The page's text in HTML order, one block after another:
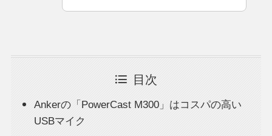
目次
Ankerの「PowerCast M300」はコスパの高い
USBマイク